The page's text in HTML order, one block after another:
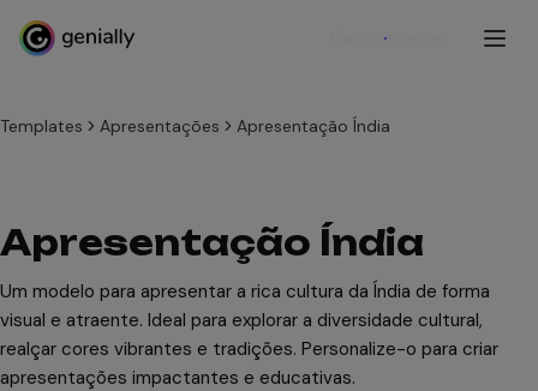
Cadastre-se
Templates Apresentações Apresentação Índia
Apresentação Índia
Um modelo para apresentar a rica cultura da Índia de forma
visual e atraente. Ideal para explorar a diversidade cultural,
realçar cores vibrantes e tradições. Personalize-o para criar
apresentações impactantes e educativas.